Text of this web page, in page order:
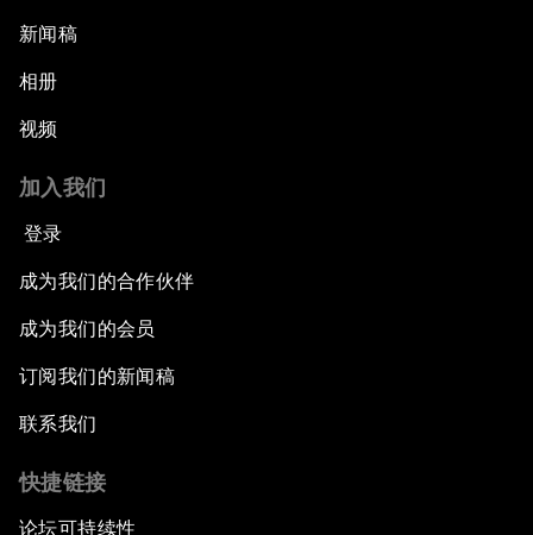
新闻稿
相册
视频
加入我们
登录
成为我们的合作伙伴
成为我们的会员
订阅我们的新闻稿
联系我们
快捷链接
论坛可持续性